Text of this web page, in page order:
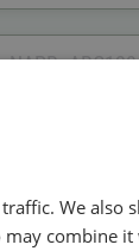
We
combine